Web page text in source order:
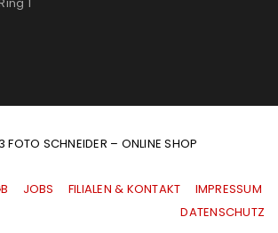
SCHNEIDER – ONLINE SHOP
JOBS FILIALEN & KONTAKT
IMPRESSUM
|DATENSCHUTZ